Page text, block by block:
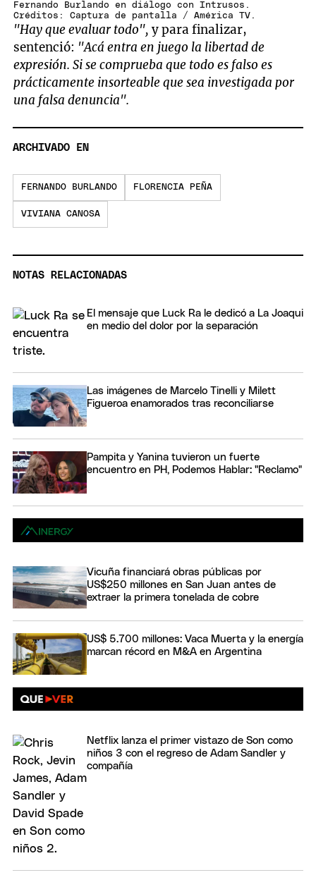
Fernando Burlando en diálogo con Intrusos.
Créditos: Captura de pantalla / América TV.
"Hay que evaluar todo", y para finalizar,
sentenció: "Acá entra en juego la libertad de
expresión. Si se comprueba que todo es falso es
prácticamente insorteable que sea investigada por
una falsa denuncia".
ARCHIVADO EN
FERNANDO BURLANDO FLORENCIA PEÑA
VIVIANA CANOSA
NOTAS RELACIONADAS
El mensaje que Luck Ra le dedicó a La Joaqui
en medio del dolor por la separación
Las imágenes de Marcelo Tinelli y Milett
Figueroa enamorados tras reconciliarse
Pampita y Yanina tuvieron un fuerte
encuentro en PH, Podemos Hablar: "Reclamo"
Vicuña financiará obras públicas por
US$250 millones en San Juan antes de
extraer la primera tonelada de cobre
US$ 5.700 millones: Vaca Muerta y la energía
marcan récord en M&A en Argentina
Netflix lanza el primer vistazo de Son como
niños 3 con el regreso de Adam Sandler y
compañía